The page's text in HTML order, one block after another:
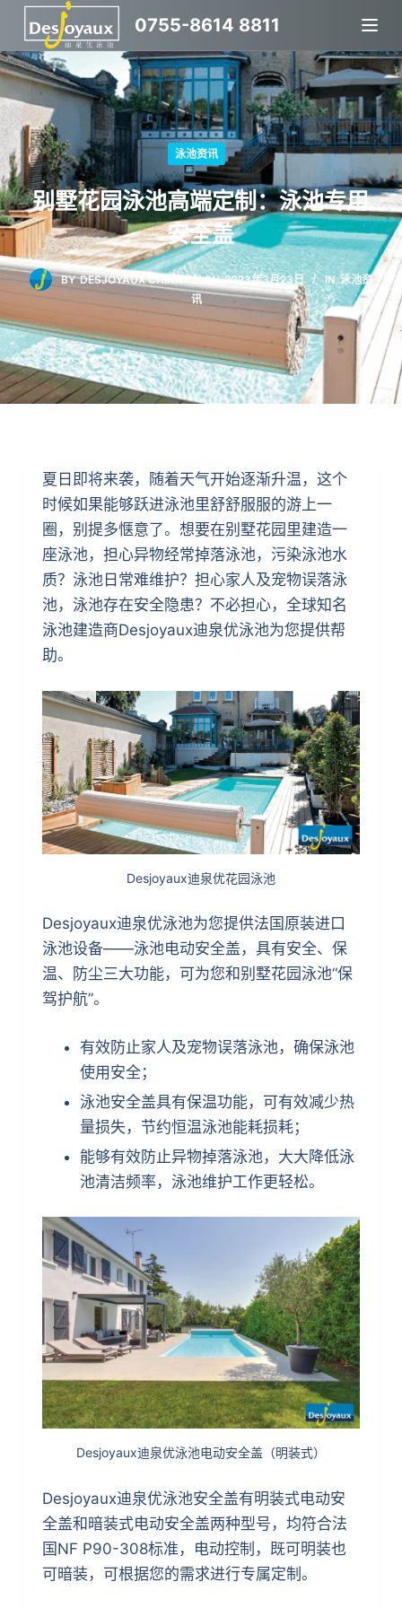
跳
过
内
容
0755-8614 8811
泳池资讯
别墅花园泳池高端定制：泳池专用
安全盖
BY DESJOYAUX CHINA ON 2023年3月23日 IN 泳池资
讯
夏日即将来袭，随着天气开始逐渐升温，这个
时候如果能够跃进泳池里舒舒服服的游上一
圈，别提多惬意了。想要在别墅花园里建造一
座泳池，担心异物经常掉落泳池，污染泳池水
质？泳池日常难维护？担心家人及宠物误落泳
池，泳池存在安全隐患？不必担心，全球知名
泳池建造商Desjoyaux迪泉优泳池为您提供帮
助。
Desjoyaux迪泉优花园泳池
Desjoyaux迪泉优泳池为您提供法国原装进口
泳池设备——泳池电动安全盖，具有安全、保
温、防尘三大功能，可为您和别墅花园泳池“保
驾护航”。
有效防止家人及宠物误落泳池，确保泳池
使用安全；
泳池安全盖具有保温功能，可有效减少热
量损失，节约恒温泳池能耗损耗；
能够有效防止异物掉落泳池，大大降低泳
池清洁频率，泳池维护工作更轻松。
Desjoyaux迪泉优泳池电动安全盖（明装式）
Desjoyaux迪泉优泳池安全盖有明装式电动安
全盖和暗装式电动安全盖两种型号，均符合法
国NF P90-308标准，电动控制，既可明装也
可暗装，可根据您的需求进行专属定制。